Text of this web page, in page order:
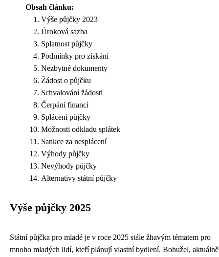
Obsah článku:
Výše půjčky 2023
Úroková sazba
Splatnost půjčky
Podmínky pro získání
Nezbytné dokumenty
Žádost o půjčku
Schvalování žádosti
Čerpání financí
Splácení půjčky
Možnosti odkladu splátek
Sankce za nesplácení
Výhody půjčky
Nevýhody půjčky
Alternativy státní půjčky
Výše půjčky 2025
Státní půjčka pro mladé je v roce 2025 stále žhavým tématem pro
mnoho mladých lidí, kteří plánují vlastní bydlení. Bohužel, aktuálně